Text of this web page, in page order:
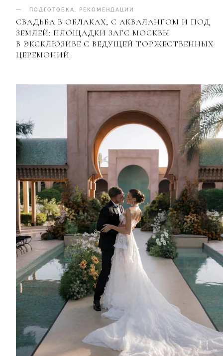
ПОДГОТОВКА РЕКОМЕНДАЦИИ
СВАДЬБА В ОБЛАКАХ, С АКВАЛАНГОМ И ПОД
ЗЕМЛЕЙ: ПЛОЩАДКИ ЗАГС МОСКВЫ
В ЭКСКЛЮЗИВЕ С ВЕДУЩЕЙ ТОРЖЕСТВЕННЫХ
ЦЕРЕМОНИЙ